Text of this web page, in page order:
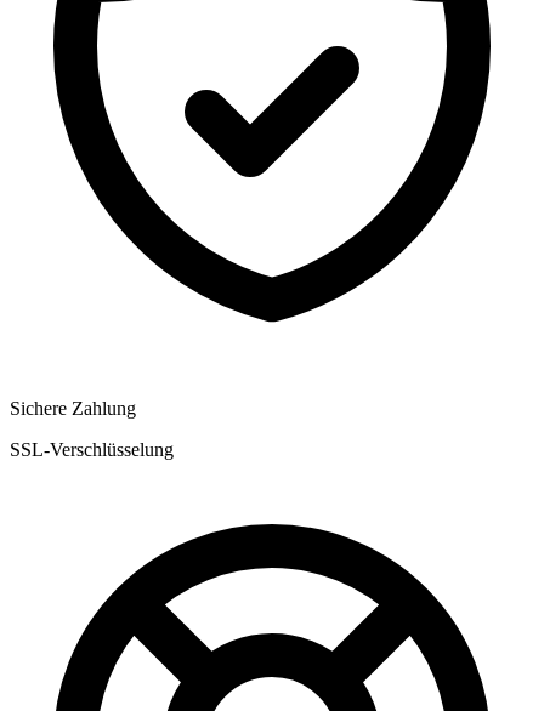
Sichere Zahlung
SSL-Verschlüsselung